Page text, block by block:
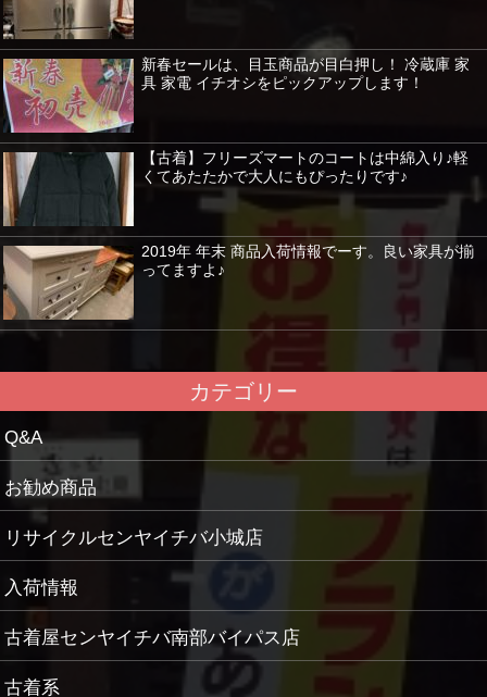
新春セールは、目玉商品が目白押し！ 冷蔵庫 家
具 家電 イチオシをピックアップします！
【古着】フリーズマートのコートは中綿入り♪軽
くてあたたかで大人にもぴったりです♪
2019年 年末 商品入荷情報でーす。良い家具が揃
ってますよ♪
カテゴリー
Q&A
お勧め商品
リサイクルセンヤイチバ小城店
入荷情報
古着屋センヤイチバ南部バイパス店
古着系